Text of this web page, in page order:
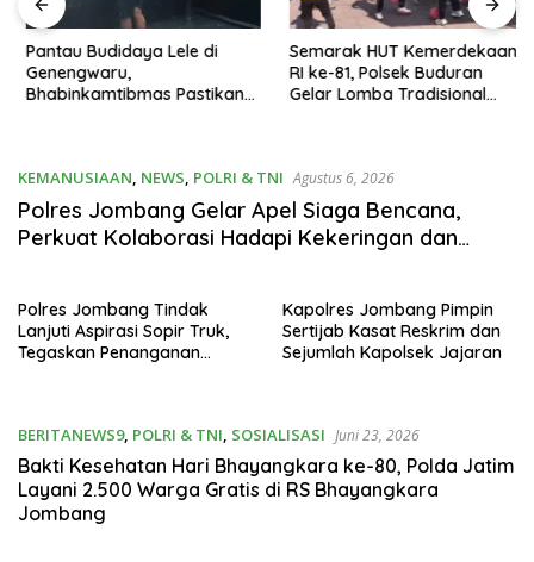
Pantau Budidaya Lele di
Genengwaru,
Bhabinkamtibmas Pastikan
Semarak HUT Kemerdekaan
RI ke-81, Polsek Buduran
Gelar Lomba Tradisional
KEMANUSIAAN, NEWS, POLRI & TNI Agustus 6, 2026
Polres Jombang Gelar Apel Siaga Bencana,
Perkuat Kolaborasi Hadapi Kekeringan dan
Polres Jombang Tindak
Lanjuti Aspirasi Sopir Truk,
Tegaskan Penanganan
Kapolres Jombang Pimpin
Sertijab Kasat Reskrim dan
Sejumlah Kapolsek Jajaran
BERITANEWS9, POLRI & TNI, SOSIALISASI Juni 23, 2026
Bakti Kesehatan Hari Bhayangkara ke-80, Polda Jatim
Layani 2.500 Warga Gratis di RS Bhayangkara
Jombang